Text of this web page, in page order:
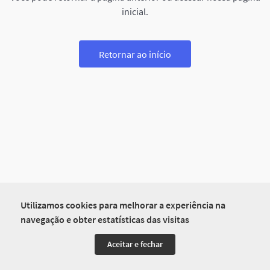
Utilizamos cookies para melhorar a experiência na
navegação e obter estatísticas das visitas
Aceitar e fechar
inicial.
Retornar ao início